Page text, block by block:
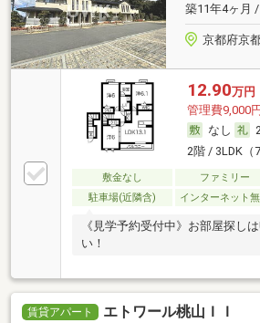
築11年4ヶ月
京都府京
12.90万円
管理費9,000円
なし
2階 / 3LDK（
敷金なし ファミリー
駐車場(近隣含)
インターネット
《見学予約受付中》お部屋探し
い！
賃貸アパート エトワール桃山ＩＩ